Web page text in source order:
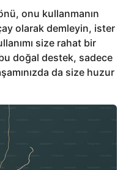
onu kullanmanın
olarak demleyin, ister
size rahat bir
doğal destek, sadece
da size huzur